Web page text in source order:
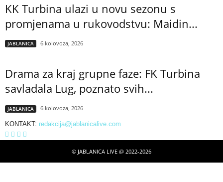
KK Turbina ulazi u novu sezonu s
promjenama u rukovodstvu: Maidin...
JABLANICA 6 kolovoza, 2026
Drama za kraj grupne faze: FK Turbina
savladala Lug, poznato svih...
JABLANICA 6 kolovoza, 2026
KONTAKT: redakcija@jablanicalive.com
© JABLANICA LIVE @ 2022-2026